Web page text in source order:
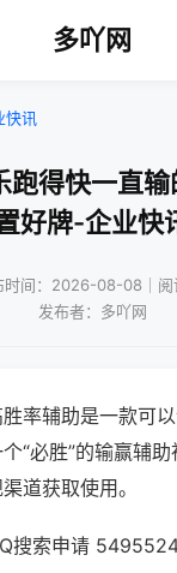
多吖网
快讯
跑得快一直
好牌-企业快
时间：2026-08-08｜阅
发布者：多吖网
率辅助是一款可
“必胜”的输赢辅
道获取使用。
搜索申请